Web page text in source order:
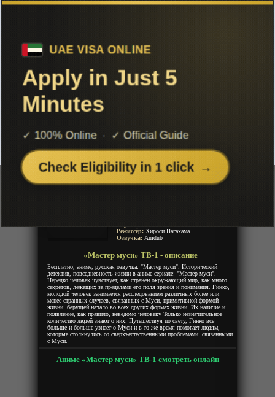
Чтобы не терять с нами связь,
подписывайся на наш
«Мастер муси» ТВ-1
Добавленно: 24 февраля 2021 | Серии: [26 из 26]
Mushishi
Режиссёр: Хироси Нагахама
Озвучка: Anidub
«Мастер муси» ТВ-1 - описание
Бесплатно, аниме, русская озвучка: "Мастер муси". Исторический
детектив, повседневность жизни в аниме сериале: "Мастер муси".
Нередко человек чувствует, как странен окружающий мир, как много
секретов, лежащих за пределами его поля зрения и понимания. Гинко,
молодой человек занимается расследованием различных более или
менее странных случаев, связанных с Муси, примитивной формой
жизни, берущей начало во всех других формах жизни. Их наличие и
появление, как правило, неведомо человеку Только незначительное
количество людей знают о них. Путешествуя по свету, Гинко все
больше и больше узнает о Муси и в то же время помогает людям,
которые столкнулись со сверхъестественными проблемами, связанными
с Муси.
Аниме «Мастер муси» ТВ-1 смотреть онлайн